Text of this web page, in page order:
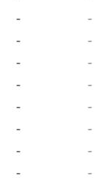
-
-
-
-
-
-
-
-
-
-
-
-
-
-
-
-